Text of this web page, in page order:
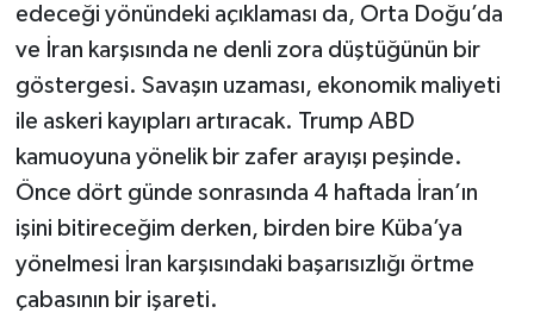
edeceği yönündeki açıklaması da, Orta Doğu’da
ve İran karşısında ne denli zora düştüğünün bir
göstergesi. Savaşın uzaması, ekonomik maliyeti
ile askeri kayıpları artıracak. Trump ABD
kamuoyuna yönelik bir zafer arayışı peşinde.
Önce dört günde sonrasında 4 haftada İran’ın
işini bitireceğim derken, birden bire Küba’ya
yönelmesi İran karşısındaki başarısızlığı örtme
çabasının bir işareti.